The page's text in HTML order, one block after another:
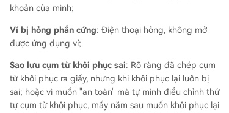
khoản của mình;
Ví bị hỏng phần cứng: Điện thoại hỏng, không mở
được ứng dụng ví;
Sao lưu cụm từ khôi phục sai: Rõ ràng đã chép cụm
từ khôi phục ra giấy, nhưng khi khôi phục lại luôn bị
sai; hoặc vì muốn "an toàn" mà tự mình điều chỉnh thứ
tự cụm từ khôi phục, mấy năm sau muốn khôi phục lại